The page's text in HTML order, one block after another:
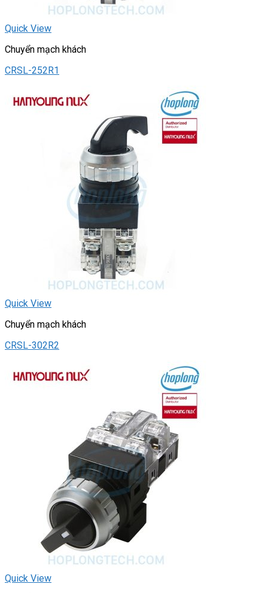
Quick View
Chuyển mạch khách
CRSL-252R1
Quick View
Chuyển mạch khách
CRSL-302R2
Quick View